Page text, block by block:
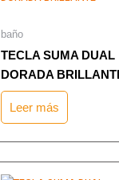
baño
TECLA SUMA DUAL
DORADA
Leer más